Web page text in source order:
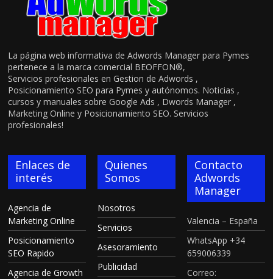
La página web informativa de Adwords Manager para Pymes
pertenece a la marca comercial BEOFFON®,
Servicios profesionales en Gestion de Adwords ,
Posicionamiento SEO para Pymes y autónomos. Noticias ,
cursos y manuales sobre Google Ads , Dwords Manager ,
Marketing Online y Posicionamiento SEO. Servicios
profesionales!
Enlaces de
interés
Agencia de
Marketing Online
Posicionamiento
SEO Rapido
Agencia de Growth
Quienes
Somos
Nosotros
Servicios
Asesoramiento
Publicidad
Contacto
Adwords
Manager
Valencia – España
WhatsApp +34
659006339
Correo: